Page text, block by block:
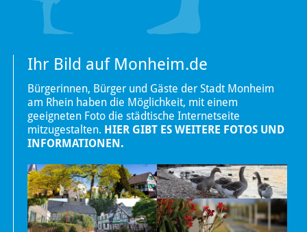
Ihr Bild auf Monheim.de
Bürgerinnen, Bürger und Gäste der Stadt Monheim
am Rhein haben die Möglichkeit, mit einem
geeigneten Foto die städtische Internetseite
mitzugestalten. HIER GIBT ES WEITERE FOTOS UND
INFORMATIONEN.